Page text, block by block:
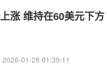
涨 维持在60美元下方
2026-01-28 01:39:11